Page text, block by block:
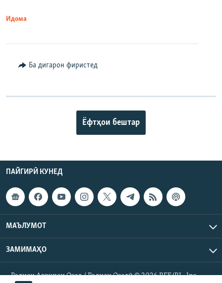
Идома
Ба дигарон фиристед
Ёфтҳои бештар
ПАЙГИРӢ КУНЕД
МАЪЛУМОТ
ЗАМИМАҲО
Радиои Аврупои Озод / Радиои Озодӣ © 2026 RFE/RL. Inc.